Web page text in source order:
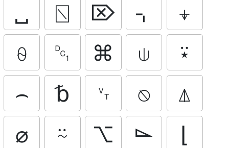
␣
⍂ ⌦ ⌍
⍖
⍬
␑ ⌘ ⍦
⍣
⌢
␢ ␋ ⍉
⍋
⌀
⍨ ⌥ ⌳
⌊